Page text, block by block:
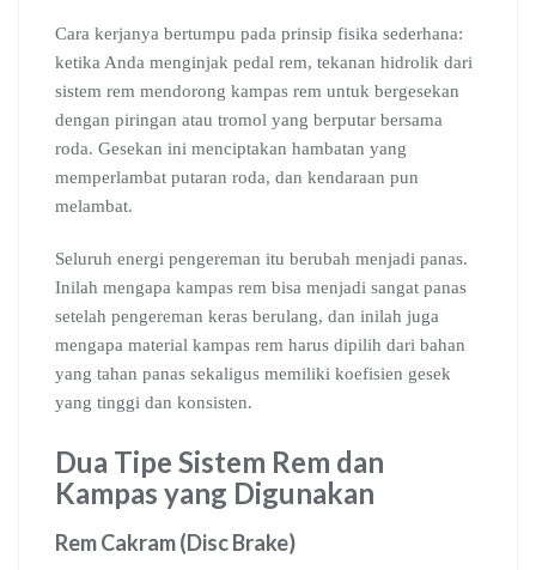
Cara kerjanya bertumpu pada prinsip fisika sederhana:
ketika Anda menginjak pedal rem, tekanan hidrolik dari
sistem rem mendorong kampas rem untuk bergesekan
dengan piringan atau tromol yang berputar bersama
roda. Gesekan ini menciptakan hambatan yang
memperlambat putaran roda, dan kendaraan pun
melambat.
Seluruh energi pengereman itu berubah menjadi panas.
Inilah mengapa kampas rem bisa menjadi sangat panas
setelah pengereman keras berulang, dan inilah juga
mengapa material kampas rem harus dipilih dari bahan
yang tahan panas sekaligus memiliki koefisien gesek
yang tinggi dan konsisten.
Dua Tipe Sistem Rem dan
Kampas yang Digunakan
Rem Cakram (Disc Brake)